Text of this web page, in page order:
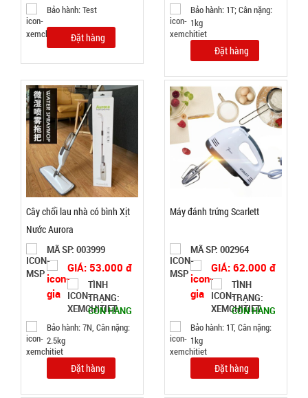
TRẠNG:
CÒN HÀNG
Bảo
hành:
Cân nặng:
0,3kg
Bộ kềm cắt
móng 12
món ( T150
MÃ
003000
Bảo hành: Test
Đặt hàng
Bảo hành: 1T; Cân nặng:
1kg
Đặt hàng
Cây chổi lau nhà có bình Xịt
Nước Aurora
MÃ SP: 003999
GIÁ: 53.000 đ
TÌNH
TRẠNG:
CÒN HÀNG
Bảo hành: 7N, Cân nặng:
2.5kg
Đặt hàng
Máy đánh trứng Scarlett
MÃ SP: 002964
GIÁ: 62.000 đ
TÌNH
TRẠNG:
CÒN HÀNG
Bảo hành: 1T, Cân nặng:
1kg
Đặt hàng